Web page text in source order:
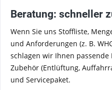
Beratung: schneller
Wenn Sie uns Stoffliste,
und Anforderungen (z. B.
schlagen wir Ihnen
Zubehör (Entlüftung,
und Servicepaket.